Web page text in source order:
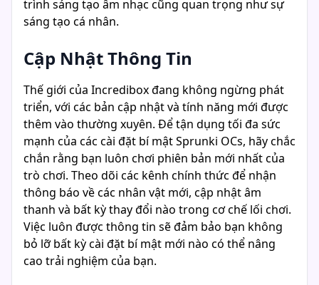
trình sáng tạo âm nhạc cũng quan trọng như sự
sáng tạo cá nhân.
Cập Nhật Thông Tin
Thế giới của Incredibox đang không ngừng phát
triển, với các bản cập nhật và tính năng mới được
thêm vào thường xuyên. Để tận dụng tối đa sức
mạnh của các cài đặt bí mật Sprunki OCs, hãy chắc
chắn rằng bạn luôn chơi phiên bản mới nhất của
trò chơi. Theo dõi các kênh chính thức để nhận
thông báo về các nhân vật mới, cập nhật âm
thanh và bất kỳ thay đổi nào trong cơ chế lối chơi.
Việc luôn được thông tin sẽ đảm bảo bạn không
bỏ lỡ bất kỳ cài đặt bí mật mới nào có thể nâng
cao trải nghiệm của bạn.